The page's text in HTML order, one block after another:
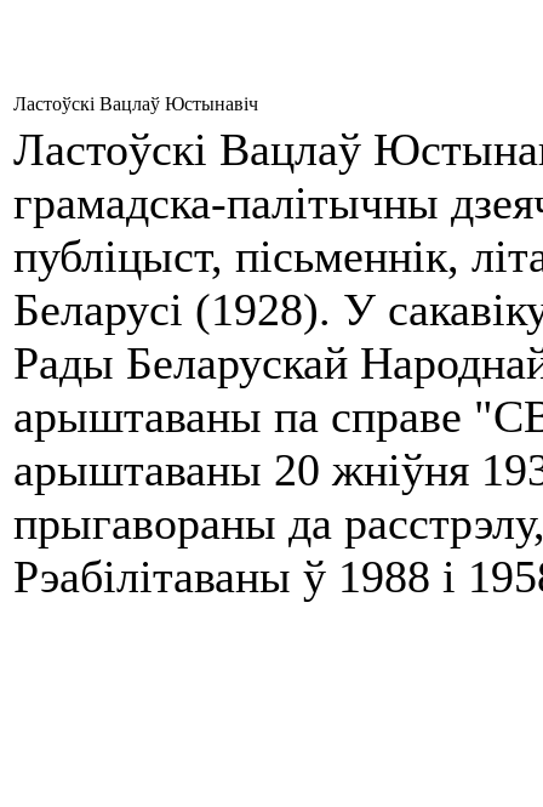
Ластоўскі Вацлаў Юстынавіч
Ластоўскі Вацлаў
грамадска-палітычны
публіцыст, пісьменнік,
Беларусі (1928). У
Рады Беларускай
арыштаваны па справе
арыштаваны 20 жніўня
прыгавораны да
Рэабілітаваны ў 1988 і